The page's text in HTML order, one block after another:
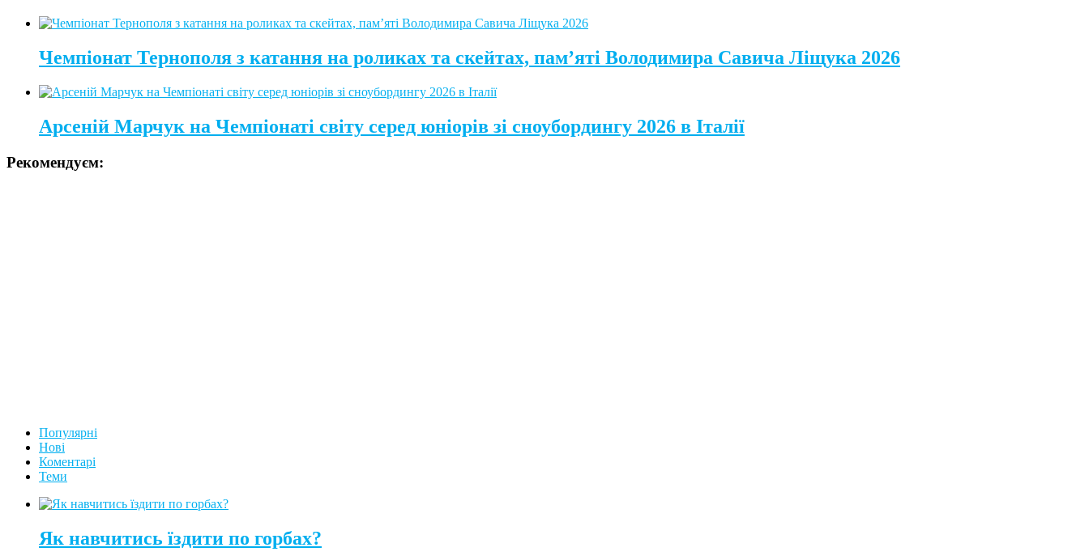
Чемпіонат Тернополя з катання на роликах та скейтах, пам’яті Володимира Савича Ліщука 2026
Арсеній Марчук на Чемпіонаті світу серед юніорів зі сноубордингу 2026 в Італії
Рекомендуєм:
Популярні
Нові
Коментарі
Теми
Як навчитись їздити по горбах?